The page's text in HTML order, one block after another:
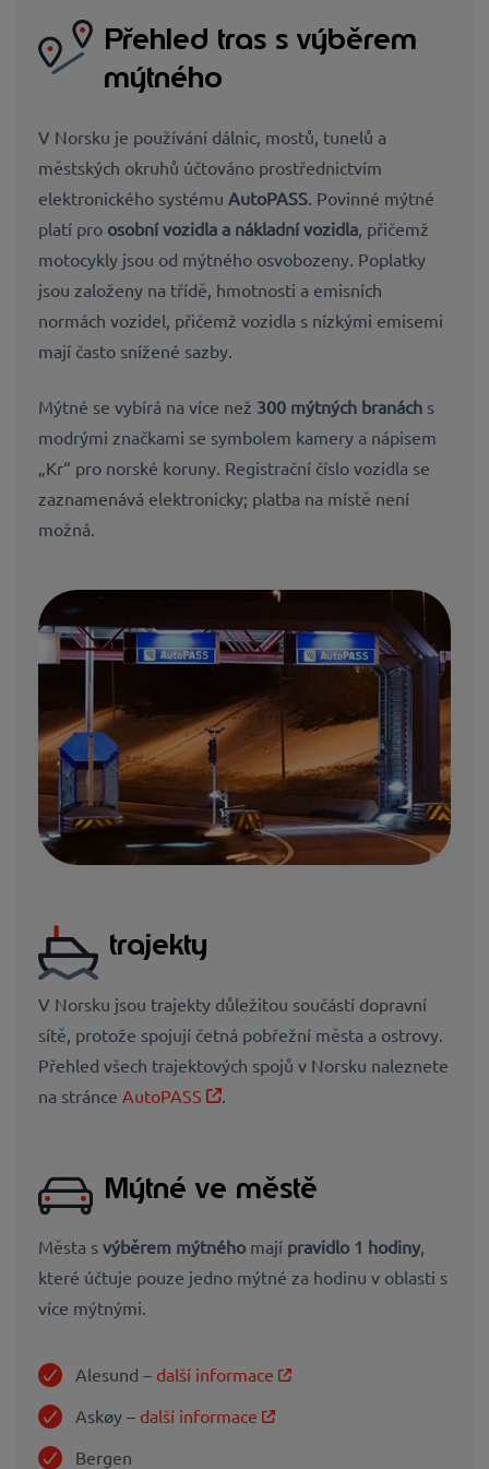
Přehled tras s výběrem
mýtného
V Norsku je používání dálnic, mostů, tunelů a
městských okruhů účtováno prostřednictvím
elektronického systému AutoPASS. Povinné mýtné
platí pro osobní vozidla a nákladní vozidla, přičemž
motocykly jsou od mýtného osvobozeny. Poplatky
jsou založeny na třídě, hmotnosti a emisních
normách vozidel, přičemž vozidla s nízkými emisemi
mají často snížené sazby.
Mýtné se vybírá na více než 300 mýtných branách s
modrými značkami se symbolem kamery a nápisem
„Kr“ pro norské koruny. Registrační číslo vozidla se
zaznamenává elektronicky; platba na místě není
možná.
trajekty
V Norsku jsou trajekty důležitou součástí dopravní
sítě, protože spojují četná pobřežní města a ostrovy.
Přehled všech trajektových spojů v Norsku naleznete
na stránce AutoPASS
Mýtné ve městě
Města s výběrem mýtného mají pravidlo 1 hodiny,
které účtuje pouze jedno mýtné za hodinu v oblasti s
více mýtnými.
Alesund – další informace
Askøy – další informace
Bergen